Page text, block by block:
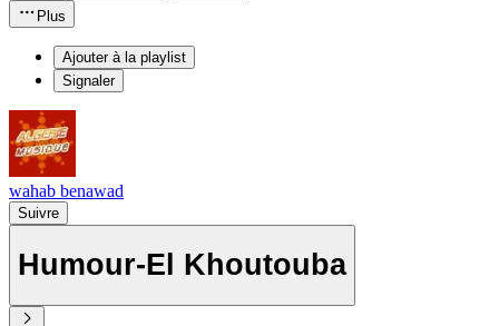
Plus
Ajouter à la playlist
Signaler
wahab benawad
Suivre
Humour-El Khoutouba